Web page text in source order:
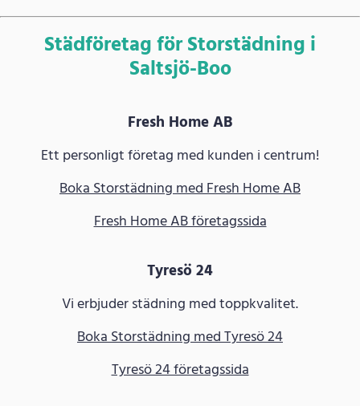
Städföretag för Storstädning i
Saltsjö-Boo
Fresh Home AB
Ett personligt företag med kunden i centrum!
Boka Storstädning med Fresh Home AB
Fresh Home AB företagssida
Tyresö 24
Vi erbjuder städning med toppkvalitet.
Boka Storstädning med Tyresö 24
Tyresö 24 företagssida